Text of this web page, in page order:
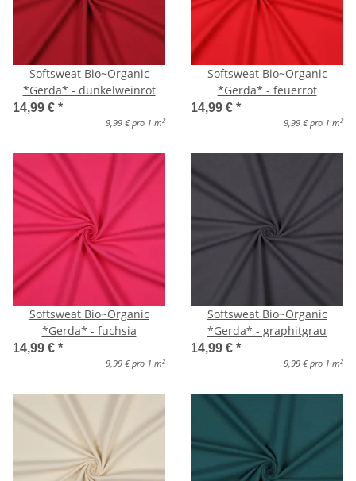
Softsweat Bio~Organic
*Gerda* - dunkelweinrot
14,99 € *
9,99 € pro 1 m 2
Softsweat Bio~Organic
*Gerda* - feuerrot
14,99 € *
9,99 € pro 1 m 2
Softsweat Bio~Organic
*Gerda* - fuchsia
14,99 € *
9,99 € pro 1 m 2
Softsweat Bio~Organic
*Gerda* - graphitgrau
14,99 € *
9,99 € pro 1 m 2